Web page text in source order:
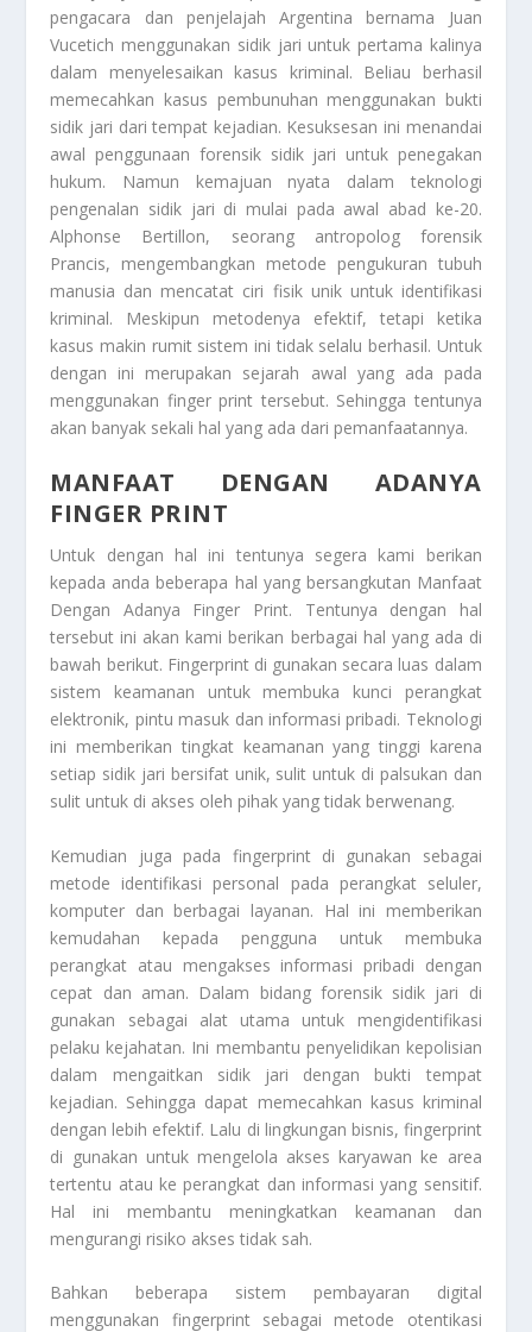
pengacara dan penjelajah Argentina bernama Juan
Vucetich menggunakan sidik jari untuk pertama kalinya
dalam menyelesaikan kasus kriminal. Beliau berhasil
memecahkan kasus pembunuhan menggunakan bukti
sidik jari dari tempat kejadian. Kesuksesan ini menandai
awal penggunaan forensik sidik jari untuk penegakan
hukum. Namun kemajuan nyata dalam teknologi
pengenalan sidik jari di mulai pada awal abad ke-20.
Alphonse Bertillon, seorang antropolog forensik
Prancis, mengembangkan metode pengukuran tubuh
manusia dan mencatat ciri fisik unik untuk identifikasi
kriminal. Meskipun metodenya efektif, tetapi ketika
kasus makin rumit sistem ini tidak selalu berhasil. Untuk
dengan ini merupakan sejarah awal yang ada pada
menggunakan finger print tersebut. Sehingga tentunya
akan banyak sekali hal yang ada dari pemanfaatannya.
MANFAAT DENGAN ADANYA
FINGER PRINT
Untuk dengan hal ini tentunya segera kami berikan
kepada anda beberapa hal yang bersangkutan Manfaat
Dengan Adanya Finger Print. Tentunya dengan hal
tersebut ini akan kami berikan berbagai hal yang ada di
bawah berikut. Fingerprint di gunakan secara luas dalam
sistem keamanan untuk membuka kunci perangkat
elektronik, pintu masuk dan informasi pribadi. Teknologi
ini memberikan tingkat keamanan yang tinggi karena
setiap sidik jari bersifat unik, sulit untuk di palsukan dan
sulit untuk di akses oleh pihak yang tidak berwenang.
Kemudian juga pada fingerprint di gunakan sebagai
metode identifikasi personal pada perangkat seluler,
komputer dan berbagai layanan. Hal ini memberikan
kemudahan kepada pengguna untuk membuka
perangkat atau mengakses informasi pribadi dengan
cepat dan aman. Dalam bidang forensik sidik jari di
gunakan sebagai alat utama untuk mengidentifikasi
pelaku kejahatan. Ini membantu penyelidikan kepolisian
dalam mengaitkan sidik jari dengan bukti tempat
kejadian. Sehingga dapat memecahkan kasus kriminal
dengan lebih efektif. Lalu di lingkungan bisnis, fingerprint
di gunakan untuk mengelola akses karyawan ke area
tertentu atau ke perangkat dan informasi yang sensitif.
Hal ini membantu meningkatkan keamanan dan
mengurangi risiko akses tidak sah.
Bahkan beberapa sistem pembayaran digital
menggunakan fingerprint sebagai metode otentikasi